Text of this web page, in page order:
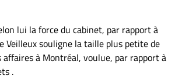
lui la force du cabinet, par rapport à
Veilleux souligne la taille plus petite de
affaires à Montréal, voulue, par rapport à
.